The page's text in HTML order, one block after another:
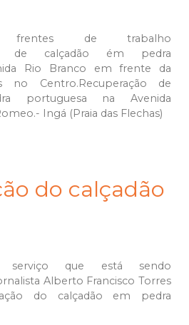
frentes de trabalho
de calçadão ém pedra
Rio Branco em frente da
no Centro.Recuperação de
portuguesa na Avenida
Ingá (Praia das Flechas)
do calçadão
que está sendo
Alberto Francisco Torres
do calçadão em pedra